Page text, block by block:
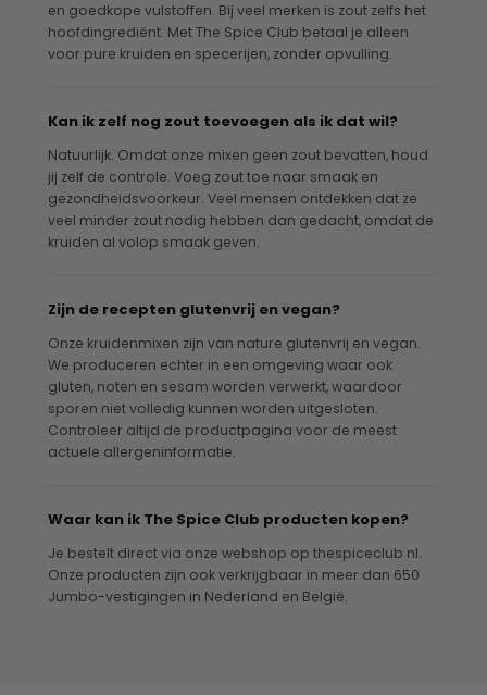
en goedkope vulstoffen. Bij veel merken is zout zelfs het
hoofdingrediënt. Met The Spice Club betaal je alleen
voor pure kruiden en specerijen, zonder opvulling.
Kan ik zelf nog zout toevoegen als ik dat wil?
Natuurlijk. Omdat onze mixen geen zout bevatten, houd
jij zelf de controle. Voeg zout toe naar smaak en
gezondheidsvoorkeur. Veel mensen ontdekken dat ze
veel minder zout nodig hebben dan gedacht, omdat de
kruiden al volop smaak geven.
Zijn de recepten glutenvrij en vegan?
Onze kruidenmixen zijn van nature glutenvrij en vegan.
We produceren echter in een omgeving waar ook
gluten, noten en sesam worden verwerkt, waardoor
sporen niet volledig kunnen worden uitgesloten.
Controleer altijd de productpagina voor de meest
actuele allergeninformatie.
Waar kan ik The Spice Club producten kopen?
Je bestelt direct via onze webshop op thespiceclub.nl.
Onze producten zijn ook verkrijgbaar in meer dan 650
Jumbo-vestigingen in Nederland en België.